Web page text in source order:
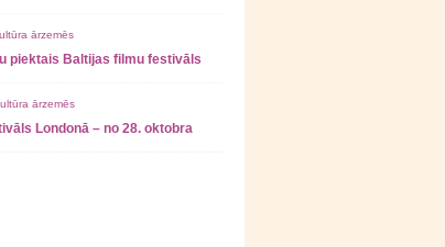
ārzemēs
piektais Baltijas filmu festivāls
ārzemēs
Londonā – no 28. oktobra